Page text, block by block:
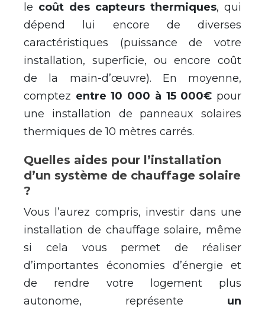
le coût des capteurs thermiques, qui
dépend lui encore de diverses
caractéristiques (puissance de votre
installation, superficie, ou encore coût
de la main-d’œuvre). En moyenne,
comptez entre 10 000 à 15 000€ pour
une installation de panneaux solaires
thermiques de 10 mètres carrés.
Quelles aides pour l’installation
d’un système de chauffage solaire
?
Vous l’aurez compris, investir dans une
installation de chauffage solaire, même
si cela vous permet de réaliser
d’importantes économies d’énergie et
de rendre votre logement plus
autonome, représente un